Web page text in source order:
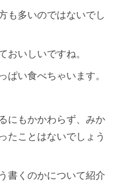
も多いのではないでし
おいしいですね。
ぱい食べちゃいます。
にもかかわらず、みか
たことはないでしょう
書くのかについて紹介